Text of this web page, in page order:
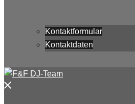
Kontaktformular
Kontaktdaten
Menü